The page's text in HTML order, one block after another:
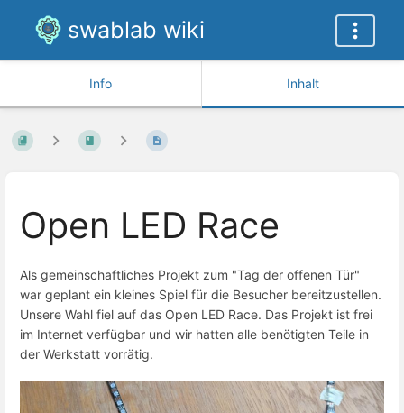
swablab wiki
Info Inhalt
Open LED Race
Als gemeinschaftliches Projekt zum "Tag der offenen Tür"
war geplant ein kleines Spiel für die Besucher bereitzustellen.
Unsere Wahl fiel auf das Open LED Race. Das Projekt ist frei
im Internet verfügbar und wir hatten alle benötigten Teile in
der Werkstatt vorrätig.